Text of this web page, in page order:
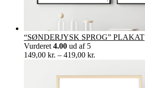
“SØNDERJYSK SPROG” PLAKAT
Vurderet4.00 ud af 5
149,00 kr. – 419,00 kr.
419,00 kr.